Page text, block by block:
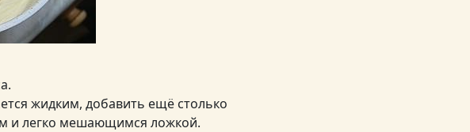
жидким, добавить ещё столько
и легко мешающимся ложкой.